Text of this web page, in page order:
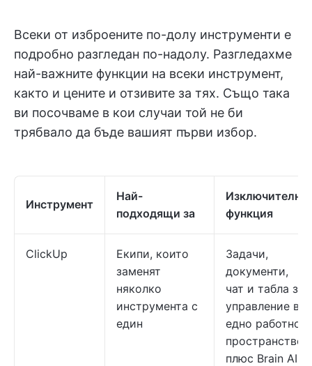
Всеки от изброените по-долу инструменти е
подробно разгледан по-надолу. Разгледахме
най-важните функции на всеки инструмент,
както и цените и отзивите за тях. Също така
ви посочваме в кои случаи той не би
трябвало да бъде вашият първи избор.
Инструмент
Най-
подходящи за
Изключителна
функция
ClickUp
Екипи, които
заменят
няколко
инструмента с
един
Задачи,
документи,
чат и табла за
управление в
едно работно
пространство,
плюс Brain AI